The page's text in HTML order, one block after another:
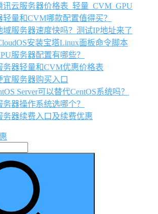
讯云服务器价格表_轻量_CVM_GPU
量和CVM哪款配置值得买？
域服务器速度快吗？测试IP地址来了
安装宝塔Linux面板命令脚本
服务器配置有哪些？
务器轻量和CVM优惠价格表
宜服务器购买入口
Server可以替代CentOS系统吗？
器操作系统选哪个？
务器续费入口及续费优惠